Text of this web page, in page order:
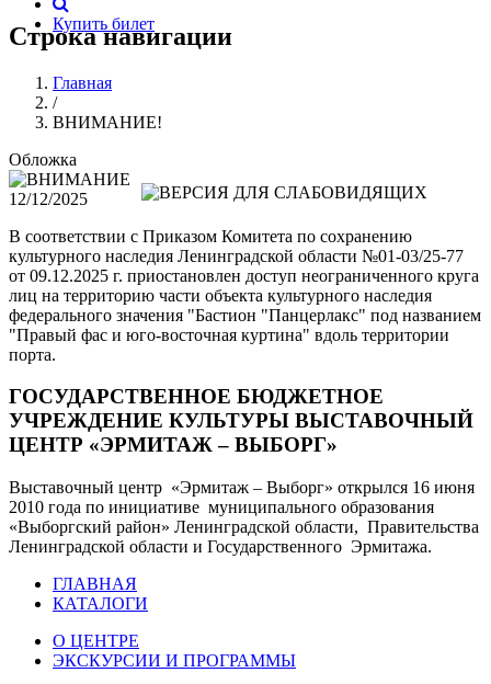
Купить билет
Строка навигации
Главная
/
ВНИМАНИЕ!
Обложка
12/12/2025
В соответствии с Приказом Комитета по сохранению
культурного наследия Ленинградской области №01-03/25-77
от 09.12.2025 г. приостановлен доступ неограниченного круга
лиц на территорию части объекта культурного наследия
федерального значения "Бастион "Панцерлакс" под названием
"Правый фас и юго-восточная куртина" вдоль территории
порта.
ГОСУДАРСТВЕННОЕ БЮДЖЕТНОЕ
УЧРЕЖДЕНИЕ КУЛЬТУРЫ ВЫСТАВОЧНЫЙ
ЦЕНТР «ЭРМИТАЖ – ВЫБОРГ»
Выставочный центр «Эрмитаж – Выборг» открылся 16 июня
2010 года по инициативе муниципального образования
«Выборгский район» Ленинградской области, Правительства
Ленинградской области и Государственного Эрмитажа.
ГЛАВНАЯ
КАТАЛОГИ
О ЦЕНТРЕ
ЭКСКУРСИИ И ПРОГРАММЫ